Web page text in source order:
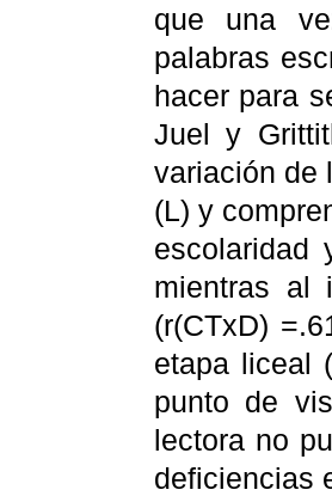
que una
palabras
hacer para
Juel y
variación de
(L) y
escolaridad
mientras al
(r(CTxD)
etapa liceal
punto de
lectora no
deficiencias